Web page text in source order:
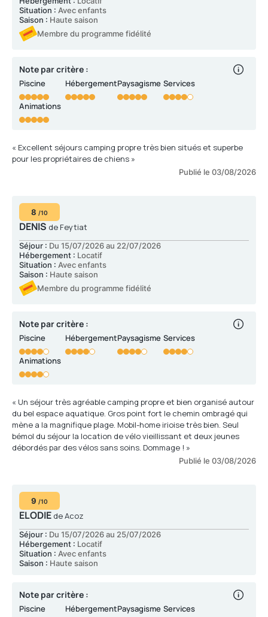
Situation : Avec enfants
Saison : Haute saison
Membre du programme fidélité
Note par critère :
Piscine Hébergement Paysagisme Services
Animations
« Excellent séjours camping propre très bien situés et superbe
pour les propriétaires de chiens »
Publié le 03/08/2026
8 /10
DENIS de Feytiat
Séjour : Du 15/07/2026 au 22/07/2026
Hébergement : Locatif
Situation : Avec enfants
Saison : Haute saison
Membre du programme fidélité
Note par critère :
Piscine Hébergement Paysagisme Services
Animations
« Un séjour très agréable camping propre et bien organisé autour
du bel espace aquatique. Gros point fort le chemin ombragé qui
mène a la magnifique plage. Mobil-home irioise très bien. Seul
bémol du séjour la location de vélo vieillissant et deux jeunes
débordés par des vélos sans soins. Dommage ! »
Publié le 03/08/2026
9 /10
ELODIE de Acoz
Séjour : Du 15/07/2026 au 25/07/2026
Hébergement : Locatif
Situation : Avec enfants
Saison : Haute saison
Note par critère :
Piscine Hébergement Paysagisme Services